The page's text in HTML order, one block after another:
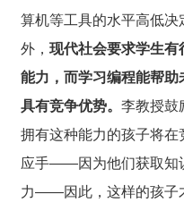
算机等工具的水平高低
外， 现代社会要求学生有
能力，而学习编程能帮
具有竞争优势。 李教授鼓
拥有这种能力的孩子将
应手——因为他们获取知
力——因此，这样的孩子